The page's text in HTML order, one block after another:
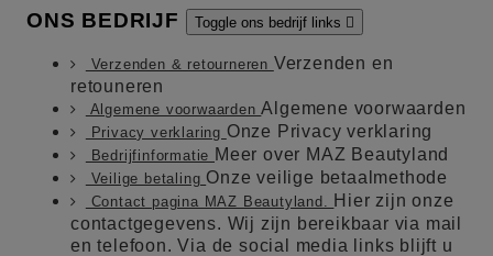
ONS BEDRIJF Toggle ons bedrijf links 
Verzenden & retourneren Verzenden en
retouneren
Algemene voorwaardenAlgemene voorwaarden
Privacy verklaring Onze Privacy verklaring
Bedrijfinformatie Meer over MAZ Beautyland
Veilige betaling Onze veilige betaalmethode
Contact pagina MAZ Beautyland.
Hier zijn onze
contactgegevens. Wij zijn bereikbaar via mail
en telefoon. Via de social media links blijft u